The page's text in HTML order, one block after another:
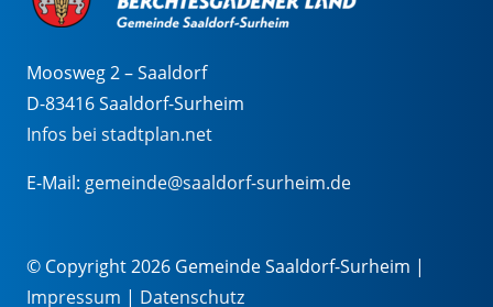
Moosweg 2 – Saaldorf
D-83416 Saaldorf-Surheim
Infos bei stadtplan.net
E-Mail: gemeinde@saaldorf-surheim.de
© Copyright 2026 Gemeinde Saaldorf-Surheim |
Impressum | Datenschutz